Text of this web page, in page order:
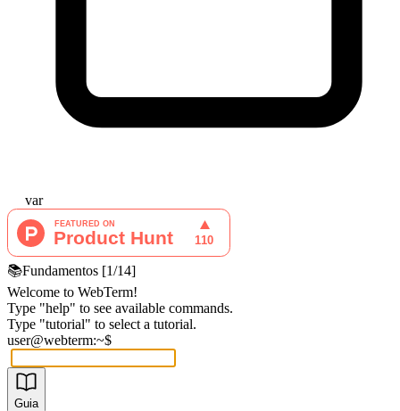
var
📚Fundamentos [1/14]
Welcome to WebTerm!
Type "help" to see available commands.
Type "tutorial" to select a tutorial.
user@webterm:~$
Guia